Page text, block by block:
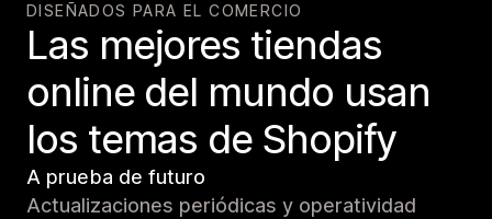
DISEÑADOS PARA EL COMERCIO
Las mejores tiendas
online del mundo usan
los temas de Shopify
A prueba de futuro
Actualizaciones periódicas y operatividad